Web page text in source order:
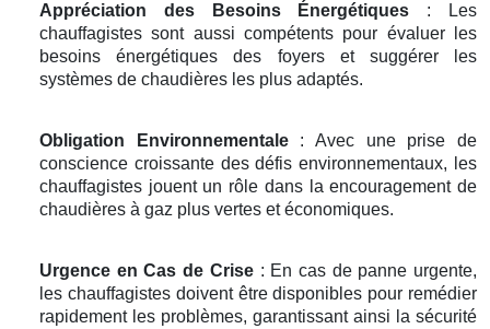
Appréciation des Besoins Énergétiques : Les
chauffagistes sont aussi compétents pour évaluer les
besoins énergétiques des foyers et suggérer les
systèmes de chaudières les plus adaptés.
Obligation Environnementale: Avec une prise de
conscience croissante des défis environnementaux, les
chauffagistes jouent un rôle dans la encouragement de
chaudières à gaz plus vertes et économiques.
Urgence en Cas de Crise: En cas de panne urgente,
les chauffagistes doivent être disponibles pour remédier
rapidement les problèmes, garantissant ainsi la sécurité